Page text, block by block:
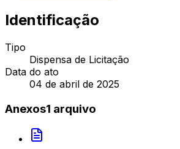
Identificação
Tipo
Dispensa de Licitação
Data do ato
04 de abril de 2025
Anexos1 arquivo